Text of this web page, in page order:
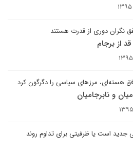
نگران دوری از قدرت هستند
از برجام
هسته‌ای، مرزهای سیاسی را دگرگون کرد
و نابرجامیان
جدید است یا ظرفیتی برای تداوم روند